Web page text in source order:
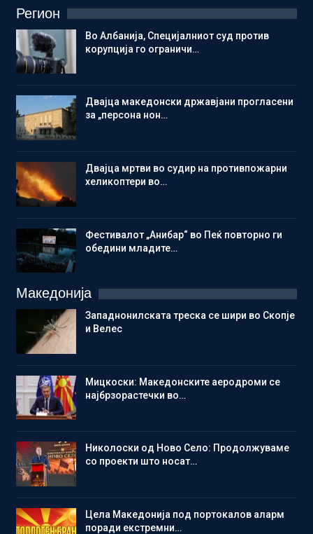
Регион
Во Албанија, Специјалниот суд против
корупција го ограничи…
Двајца македонски државјани прогласени
за „персона нон…
Двајца мртви во судир на противпожарни
хеликоптери во…
Фестивалот „Анибар“ во Пеќ повторно ги
обедини младите…
Македонија
Западнонилската треска се шири во Скопје
и Велес
Мицкоски: Македонските аеродроми се
најбрзорастечки во…
Николоски од Ново Село: Продолжуваме
со проекти што носат…
Цела Македонија под портокалов аларм
поради екстремни…